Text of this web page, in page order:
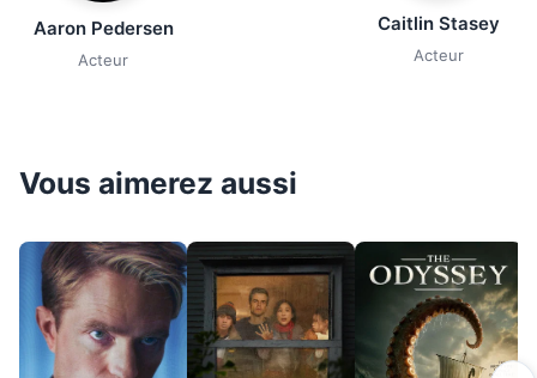
Aaron Pedersen
Acteur
Caitlin Stasey
Acteur
Vous aimerez aussi